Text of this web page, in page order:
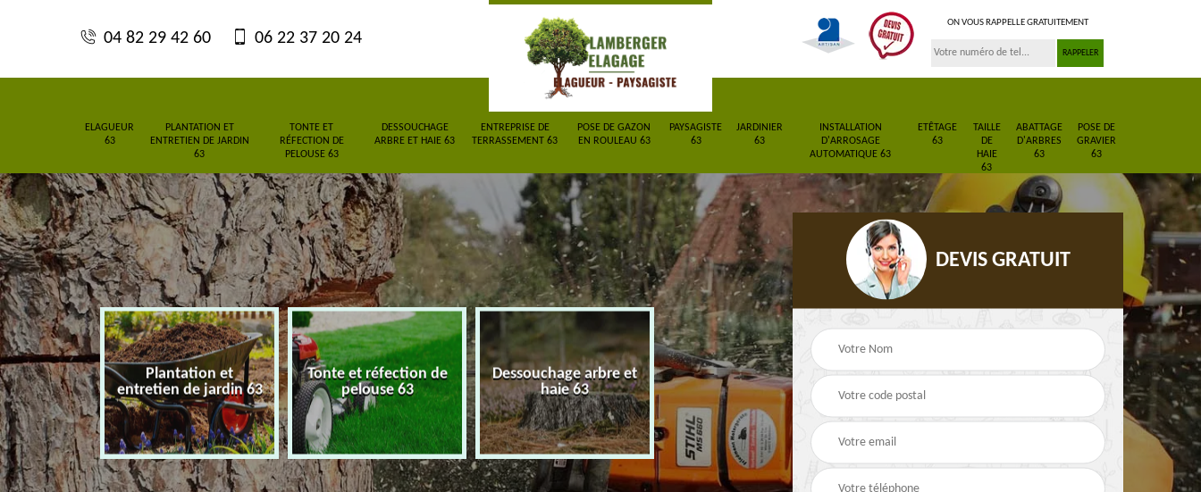
04 82 29 42 60 06 22 37 20 24
ON VOUS RAPPELLE GRATUITEMENT
ELAGUEUR
63
PLANTATION ET
ENTRETIEN DE JARDIN
63
TONTE ET
RÉFECTION DE
PELOUSE 63
DESSOUCHAGE
ARBRE ET HAIE 63
ENTREPRISE DE
TERRASSEMENT 63
POSE DE GAZON
EN ROULEAU 63
PAYSAGISTE
63
JARDINIER
63
INSTALLATION
D'ARROSAGE
AUTOMATIQUE 63
ETÊTAGE
63
TAILLE
DE
HAIE
63
ABATTAGE
D'ARBRES
63
POSE DE
GRAVIER
63
63
Plantation et
entretien de jardin 63
Tonte et réfection de
pelouse 63
Dessouchage arbre et
haie 63
Entreprise de
terrassement 63
Pose de gazon en
rouleau 63
Paysagiste 63
DEVIS GRATUIT